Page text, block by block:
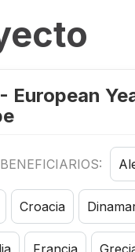
European
Croacia